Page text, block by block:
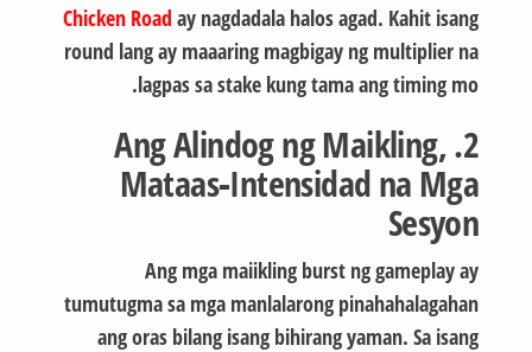
Chicken Roaday nagdadala halos agad. Kahit isang
round lang ay maaaring magbigay ng multiplier na
lagpas sa stake kung tama ang timing mo.
2. Ang Alindog ng Maikling,
Mataas‑Intensidad na Mga
Sesyon
Ang mga maiikling burst ng gameplay ay
tumutugma sa mga manlalarong pinahahalagahan
ang oras bilang isang bihirang yaman. Sa isang